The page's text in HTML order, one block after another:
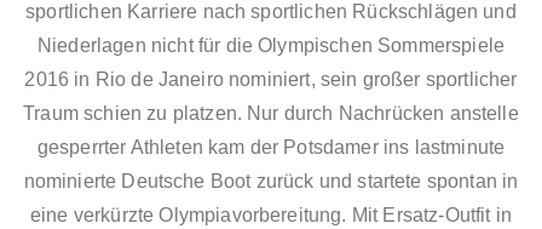
sportlichen Karriere nach sportlichen Rückschlägen und
Niederlagen nicht für die Olympischen Sommerspiele
2016 in Rio de Janeiro nominiert, sein großer sportlicher
Traum schien zu platzen. Nur durch Nachrücken anstelle
gesperrter Athleten kam der Potsdamer ins lastminute
nominierte Deutsche Boot zurück und startete spontan in
eine verkürzte Olympiavorbereitung. Mit Ersatz-Outfit in